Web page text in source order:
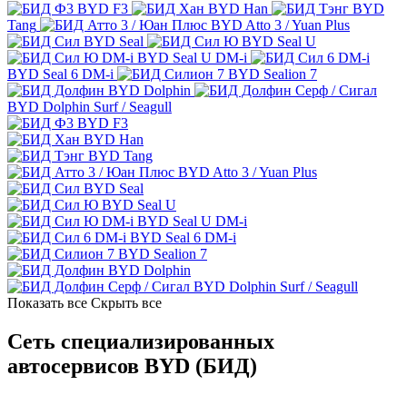
BYD F3 BYD Han
BYD
Tang
BYD Atto 3 / Yuan Plus
BYD Seal
BYD Seal U
BYD Seal U DM-i
BYD Seal 6 DM-i
BYD Sealion 7
BYD Dolphin
BYD Dolphin Surf / Seagull
BYD F3
BYD Han
BYD Tang
BYD Atto 3 / Yuan Plus
BYD Seal
BYD Seal U
BYD Seal U DM-i
BYD Seal 6 DM-i
BYD Sealion 7
BYD Dolphin
BYD Dolphin Surf / Seagull
Показать все Скрыть все
Сеть специализированных
автосервисов BYD (БИД)